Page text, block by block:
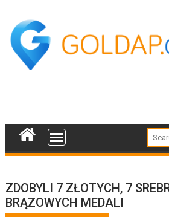
content
ZDOBYLI 7 ZŁOTYCH, 7
BRĄZOWYCH MEDALI